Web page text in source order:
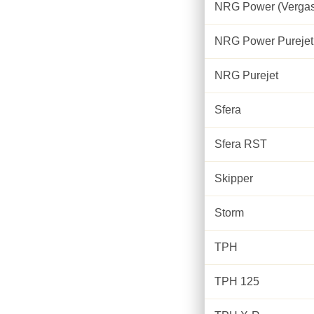
NRG Power
NRG Power Purejet
NRG Purejet
Sfera
Sfera RST
Skipper
Storm
TPH
TPH 125